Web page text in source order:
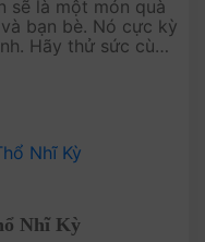
sẽ là một món quà
bạn bè. Nó cực kỳ
Hãy thử sức cùng
Nhĩ Kỳ